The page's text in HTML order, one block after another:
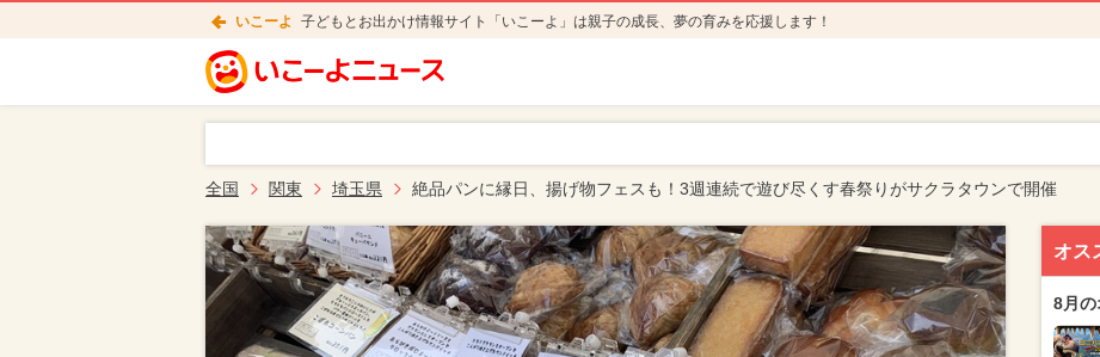
いこーよ 子どもとお出かけ情報サイト「いこーよ」は親子の成長、夢の育みを応援します！
全国 関東 埼玉県 絶品パンに縁日、揚げ物フェスも！3週連続で遊び尽くす春祭りがサクラタウンで開催
オス
8月の